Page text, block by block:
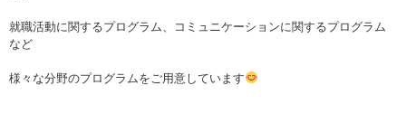
就職活動に関するプログラム、コミュニケーションに関するプログラム
など
様々な分野のプログラムをご用意しています